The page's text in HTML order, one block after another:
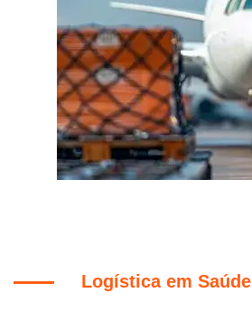
Logística em Saúde